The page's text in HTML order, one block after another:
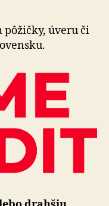
o
pôžičky, úveru či